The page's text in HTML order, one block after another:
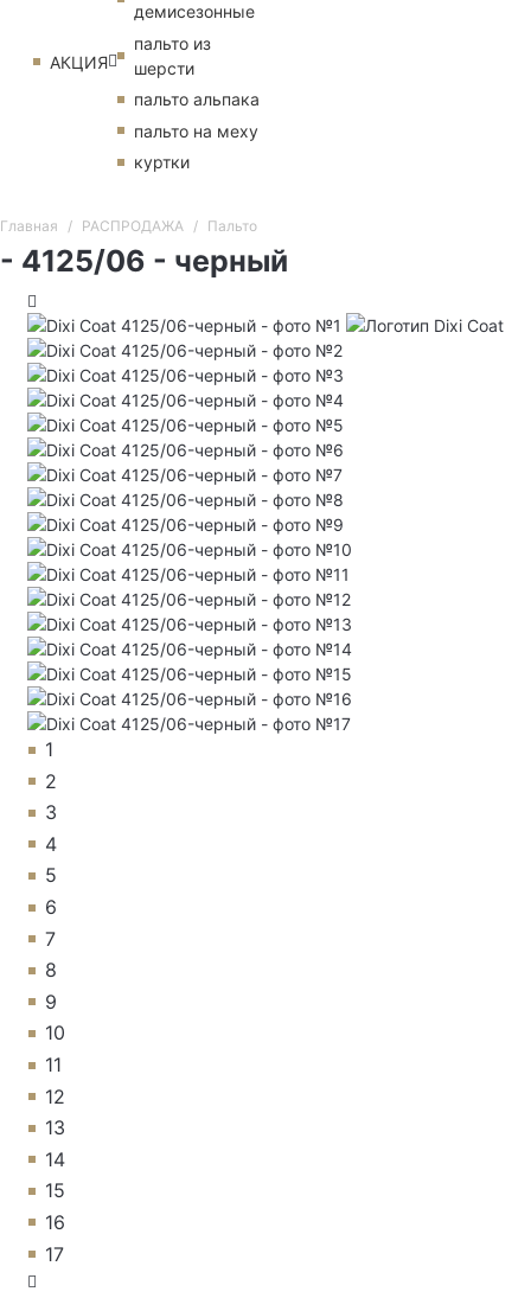
АКЦИЯ
демисезонные
пальто из
шерсти
пальто альпака
пальто на меху
куртки
Главная РАСПРОДАЖА Пальто
- 4125/06 - черный
1
2
3
4
5
6
7
8
9
10
11
12
13
14
15
16
17